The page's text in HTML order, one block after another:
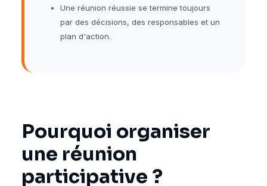
Une réunion réussie se termine toujours
par des décisions, des responsables et un
plan d'action.
Pourquoi organiser
une réunion
participative ?